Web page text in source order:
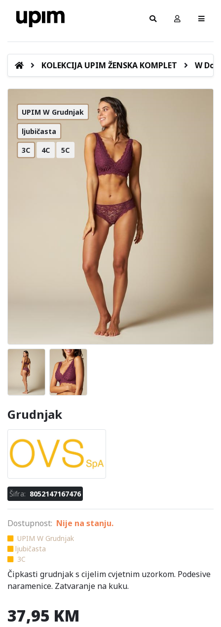
KOLEKCIJA UPIM ŽENSKA KOMPLET W
UPIM W Grudnjak
ljubičasta
3C 4C 5C
Grudnjak
Šifra: 8052147167476
Dostupnost: Nije na stanju.
UPIM W Grudnjak
ljubičasta
3C
Čipkasti grudnjak s cijelim cvjetnim uzorkom. Podesive
naramenice. Zatvaranje na kuku.
37,95 KM